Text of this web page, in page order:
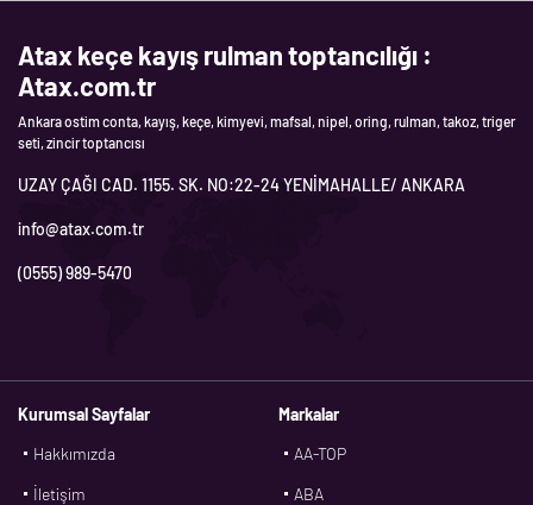
Atax keçe kayış rulman toptancılığı :
Atax.com.tr
Ankara ostim conta, kayış, keçe, kimyevi, mafsal, nipel, oring, rulman, takoz, triger
seti, zincir toptancısı
UZAY ÇAĞI CAD. 1155. SK. NO:22-24 YENİMAHALLE/ ANKARA
info@atax.com.tr
(0555) 989-5470
Kurumsal Sayfalar
Hakkımızda
İletişim
Markalar
AA-TOP
ABA